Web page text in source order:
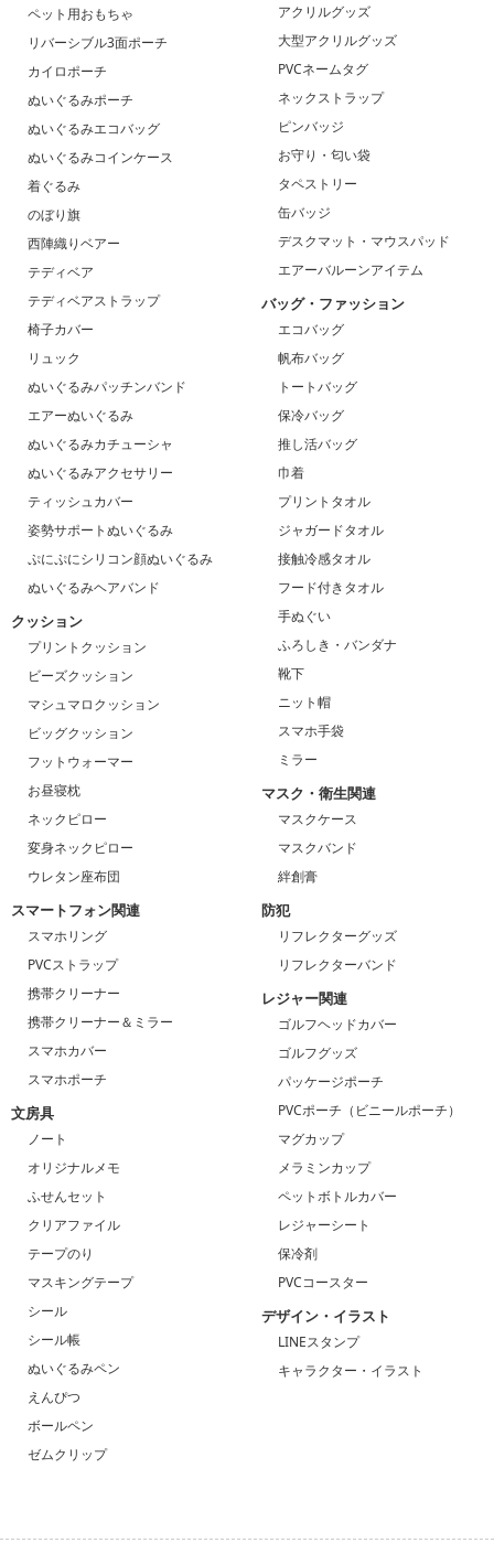
ペット用おもちゃ
リバーシブル3面ポーチ
カイロポーチ
ぬいぐるみポーチ
ぬいぐるみエコバッグ
ぬいぐるみコインケース
着ぐるみ
のぼり旗
西陣織りベアー
テディベア
テディベアストラップ
椅子カバー
リュック
ぬいぐるみパッチンバンド
エアーぬいぐるみ
ぬいぐるみカチューシャ
ぬいぐるみアクセサリー
ティッシュカバー
姿勢サポートぬいぐるみ
ぷにぷにシリコン顔ぬいぐるみ
ぬいぐるみヘアバンド
クッション
プリントクッション
ビーズクッション
マシュマロクッション
ビッグクッション
フットウォーマー
お昼寝枕
ネックピロー
変身ネックピロー
ウレタン座布団
スマートフォン関連
スマホリング
PVCストラップ
携帯クリーナー
携帯クリーナー＆ミラー
スマホカバー
スマホポーチ
文房具
ノート
オリジナルメモ
ふせんセット
クリアファイル
テープのり
マスキングテープ
シール
シール帳
ぬいぐるみペン
えんぴつ
ボールペン
ゼムクリップ
アクリルグッズ
大型アクリルグッズ
PVCネームタグ
ネックストラップ
ピンバッジ
お守り・匂い袋
タペストリー
缶バッジ
デスクマット・マウスパッド
エアーバルーンアイテム
バッグ・ファッション
エコバッグ
帆布バッグ
トートバッグ
保冷バッグ
推し活バッグ
巾着
プリントタオル
ジャガードタオル
接触冷感タオル
フード付きタオル
手ぬぐい
ふろしき・バンダナ
靴下
ニット帽
スマホ手袋
ミラー
マスク・衛生関連
マスクケース
マスクバンド
絆創膏
防犯
リフレクターグッズ
リフレクターバンド
レジャー関連
ゴルフヘッドカバー
ゴルフグッズ
パッケージポーチ
PVCポーチ（ビニールポーチ）
マグカップ
メラミンカップ
ペットボトルカバー
レジャーシート
保冷剤
PVCコースター
デザイン・イラスト
LINEスタンプ
キャラクター・イラスト